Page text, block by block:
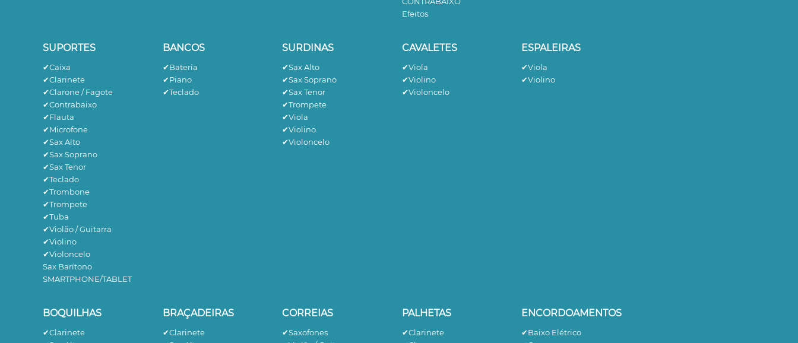
Efeitos
SUPORTES
✔Caixa
✔Clarinete
✔Clarone / Fagote
✔Contrabaixo
✔Flauta
✔Microfone
✔Sax Alto
✔Sax Soprano
✔Sax Tenor
✔Teclado
✔Trombone
✔Trompete
✔Tuba
✔Violão / Guitarra
✔Violino
✔Violoncelo
Sax Barítono
SMARTPHONE/TABLET
BANCOS
✔Bateria
✔Piano
✔Teclado
SURDINAS
✔Sax Alto
✔Sax Soprano
✔Sax Tenor
✔Trompete
✔Viola
✔Violino
✔Violoncelo
CAVALETES
✔Viola
✔Violino
✔Violoncelo
ESPALEIRAS
✔Viola
✔Violino
BOQUILHAS
✔Clarinete
BRAÇADEIRAS
✔Clarinete
CORREIAS
✔Saxofones
PALHETAS
✔Clarinete
ENCORDOAMENTOS
✔Baixo Elétrico